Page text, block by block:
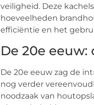
veiligheid. Deze
hoeveelheden
efficiëntie en het
De 20e
De 20e eeuw zag de
nog verder
noodzaak van